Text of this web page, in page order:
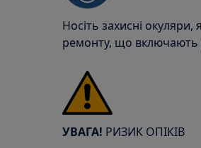
Носіть захисні
ремонту, що
УВАГА! РИЗИК ОПІКІВ